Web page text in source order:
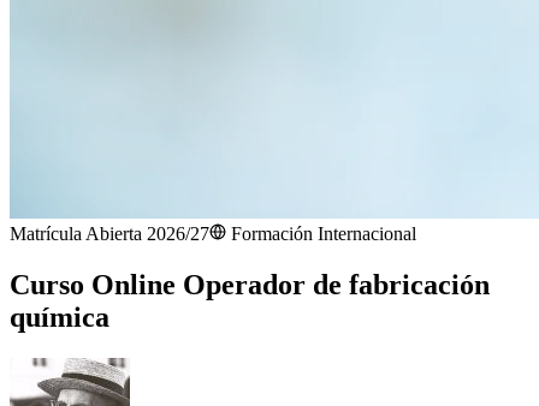
Matrícula Abierta 2026/27 Formación Internacional
Curso Online Operador de fabricación
química